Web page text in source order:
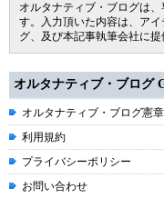
オルタナティブ・ブログは
す。入力頂いた内容は、ア
グ、及び本記事執筆会社に提
オルタナティブ・ブログ
オルタナティブ・ブログ憲章
利用規約
プライバシーポリシー
お問い合わせ